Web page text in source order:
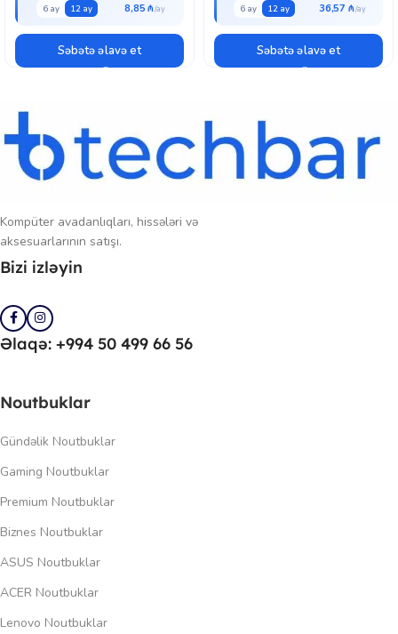
6 ay 12 ay 8,85 ₼
Səbətə əlavə et
6 ay 12 ay 36,57 ₼
Səbətə əlavə et
Kompüter avadanlıqları, hissələri və
aksesuarlarının satışı.
Bizi izləyin
Əlaqə: +994 50 499 66 56
Noutbuklar
Gündəlik Noutbuklar
Gaming Noutbuklar
Premium Noutbuklar
Biznes Noutbuklar
ASUS Noutbuklar
ACER Noutbuklar
Lenovo Noutbuklar